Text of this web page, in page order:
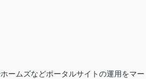
ームズなどポータルサイトの運用をマー